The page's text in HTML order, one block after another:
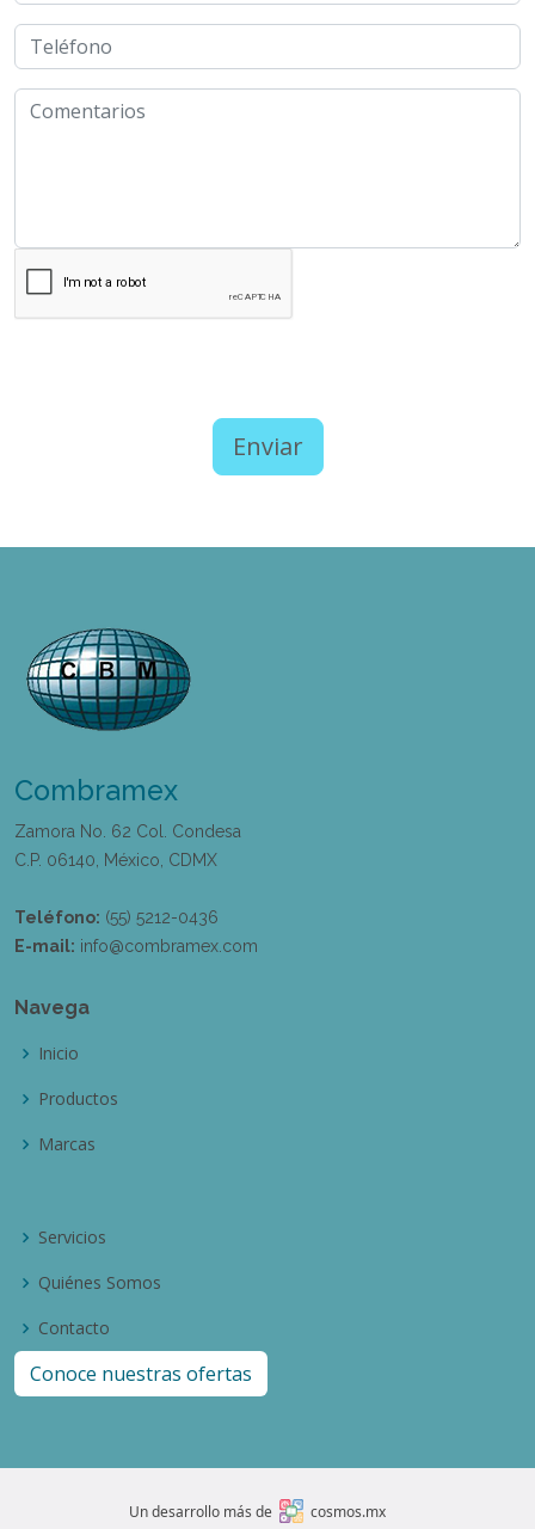
Combramex
Zamora No. 62 Col. Condesa
C.P. 06140, México, CDMX
Teléfono: (55) 5212-0436
E-mail: info@combramex.com
Navega
Inicio
Productos
Marcas
Servicios
Quiénes Somos
Contacto
Conoce nuestras ofertas
Un desarrollo más de cosmos.mx